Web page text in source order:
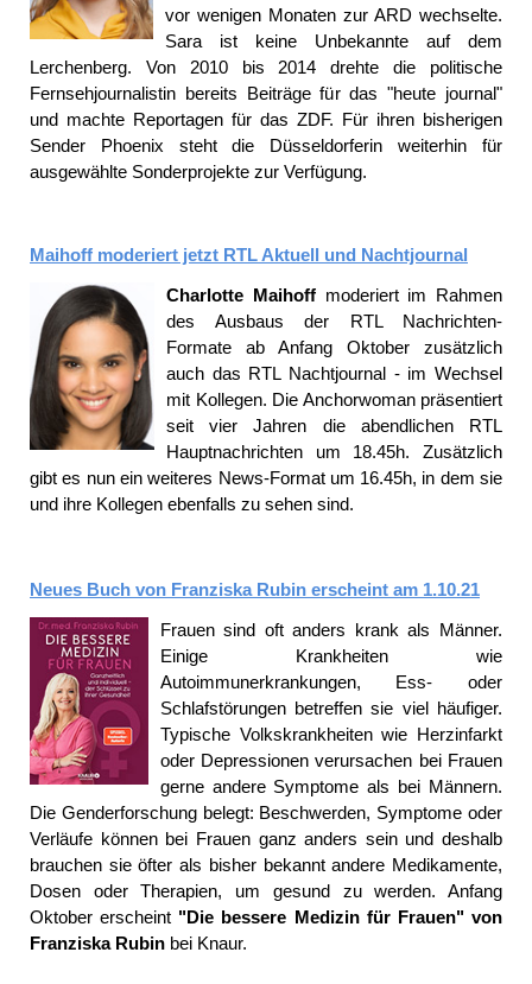
vor wenigen Monaten zur ARD wechselte.
Sara ist keine Unbekannte auf dem
Lerchenberg. Von 2010 bis 2014 drehte die politische
Fernsehjournalistin bereits Beiträge für das "heute journal"
und machte Reportagen für das ZDF. Für ihren bisherigen
Sender Phoenix steht die Düsseldorferin weiterhin für
ausgewählte Sonderprojekte zur Verfügung.
Maihoff moderiert jetzt RTL Aktuell und Nachtjournal
Charlotte Maihoffmoderiert im Rahmen
des Ausbaus der RTL Nachrichten-
Formate ab Anfang Oktober zusätzlich
auch das RTL Nachtjournal - im Wechsel
mit Kollegen. Die Anchorwoman präsentiert
seit vier Jahren die abendlichen RTL
Hauptnachrichten um 18.45h. Zusätzlich
gibt es nun ein weiteres News-Format um 16.45h, in dem sie
und ihre Kollegen ebenfalls zu sehen sind.
Neues Buch von Franziska Rubin erscheint am 1.10.21
Frauen sind oft anders krank als Männer.
Einige Krankheiten wie
Autoimmunerkrankungen, Ess- oder
Schlafstörungen betreffen sie viel häufiger.
Typische Volkskrankheiten wie Herzinfarkt
oder Depressionen verursachen bei Frauen
gerne andere Symptome als bei Männern.
Die Genderforschung belegt: Beschwerden, Symptome oder
Verläufe können bei Frauen ganz anders sein und deshalb
brauchen sie öfter als bisher bekannt andere Medikamente,
Dosen oder Therapien, um gesund zu werden. Anfang
Oktober erscheint "Die bessere Medizin für Frauen" von
Franziska Rubin bei Knaur.